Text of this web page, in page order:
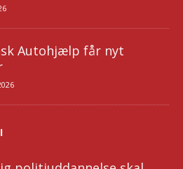
Autohjælp får nyt